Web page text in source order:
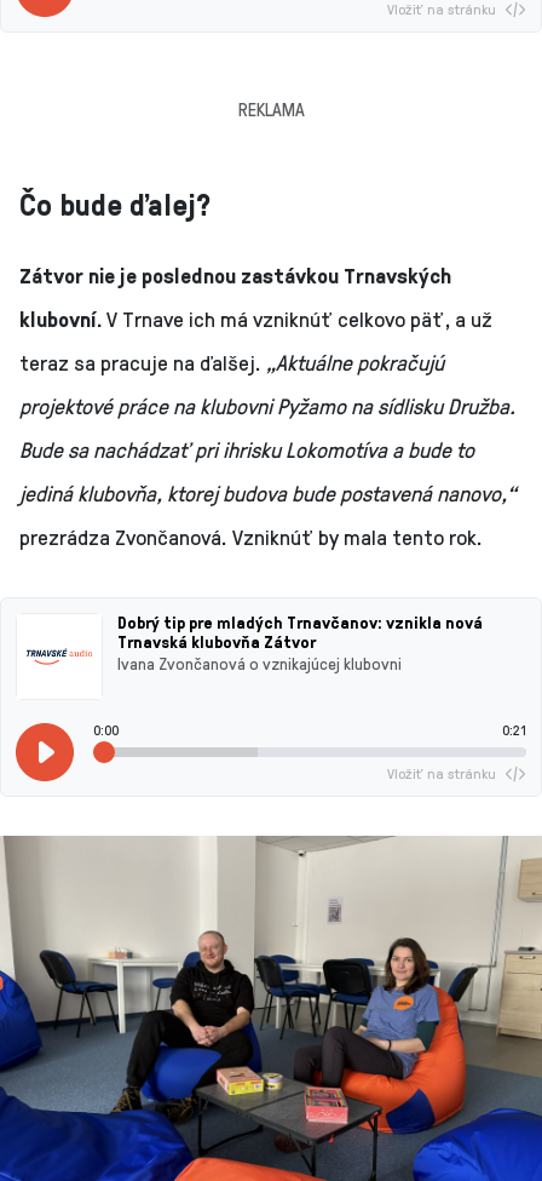
Vložiť na stránku
REKLAMA
Čo bude ďalej?
Zátvor nie je poslednou zastávkou Trnavských
klubovní.V Trnave ich má vzniknúť celkovo päť, a už
teraz sa pracuje na ďalšej. „Aktuálne pokračujú
projektové práce na klubovni Pyžamo na sídlisku Družba.
Bude sa nachádzať pri ihrisku Lokomotíva a bude to
jediná klubovňa, ktorej budova bude postavená nanovo,“
prezrádza Zvončanová. Vzniknúť by mala tento rok.
Dobrý tip pre mladých Trnavčanov: vznikla nová
Trnavská klubovňa Zátvor
Ivana Zvončanová o vznikajúcej klubovni
0:00 0:21
Vložiť na stránku